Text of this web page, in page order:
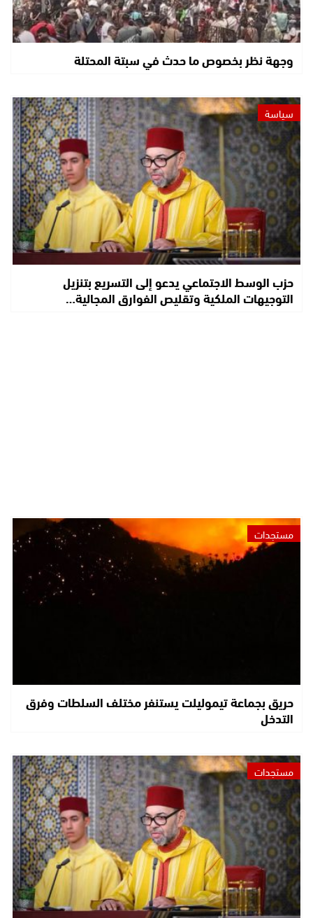
وجهة نظر بخصوص ما حدث في سبتة المحتلة
سياسة
حزب الوسط الاجتماعي يدعو إلى التسريع بتنزيل
التوجيهات الملكية وتقليص الفوارق المجالية…
مستجدات
حريق بجماعة تيموليلت يستنفر مختلف السلطات وفرق
التدخل
مستجدات